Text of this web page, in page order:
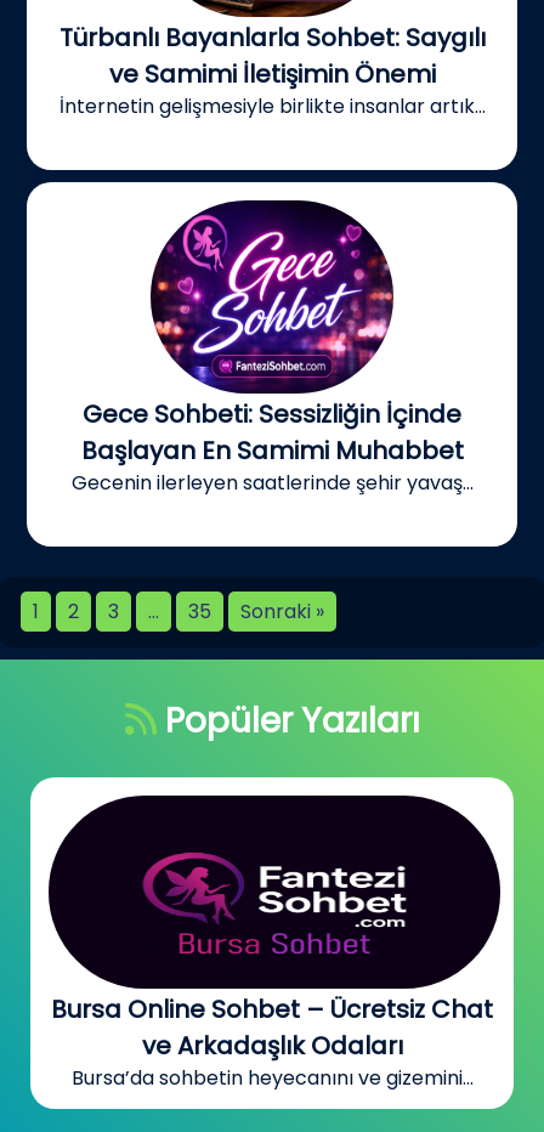
Türbanlı Bayanlarla Sohbet: Saygılı
ve Samimi İletişimin Önemi
İnternetin gelişmesiyle birlikte insanlar artık...
Gece Sohbeti: Sessizliğin İçinde
Başlayan En Samimi Muhabbet
Gecenin ilerleyen saatlerinde şehir yavaş...
1 2 3 … 35 Sonraki »
Popüler Yazıları
Bursa Online Sohbet – Ücretsiz Chat
ve Arkadaşlık Odaları
Bursa’da sohbetin heyecanını ve gizemini...